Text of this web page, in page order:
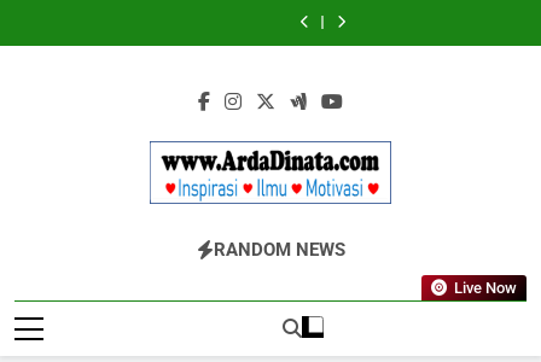
to
Kekinian
EFEKTA
English
for
Adults
Wajib
Diketahui
Kekinian
di
EFEKTA
English
for
Adults
BERDAYA
Inspirasi, Ilmu, Dan Motivasi
RANDOM NEWS
Live Now